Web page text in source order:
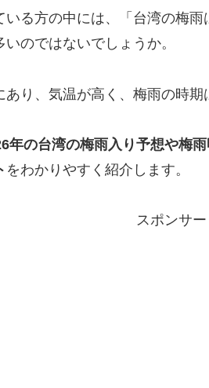
いる方の中には、「台湾の梅
のではないでしょうか。
り、気温が高く、梅雨の時期
年の台湾の梅雨入り予想や梅
をわかりやすく紹介します。
スポンサー